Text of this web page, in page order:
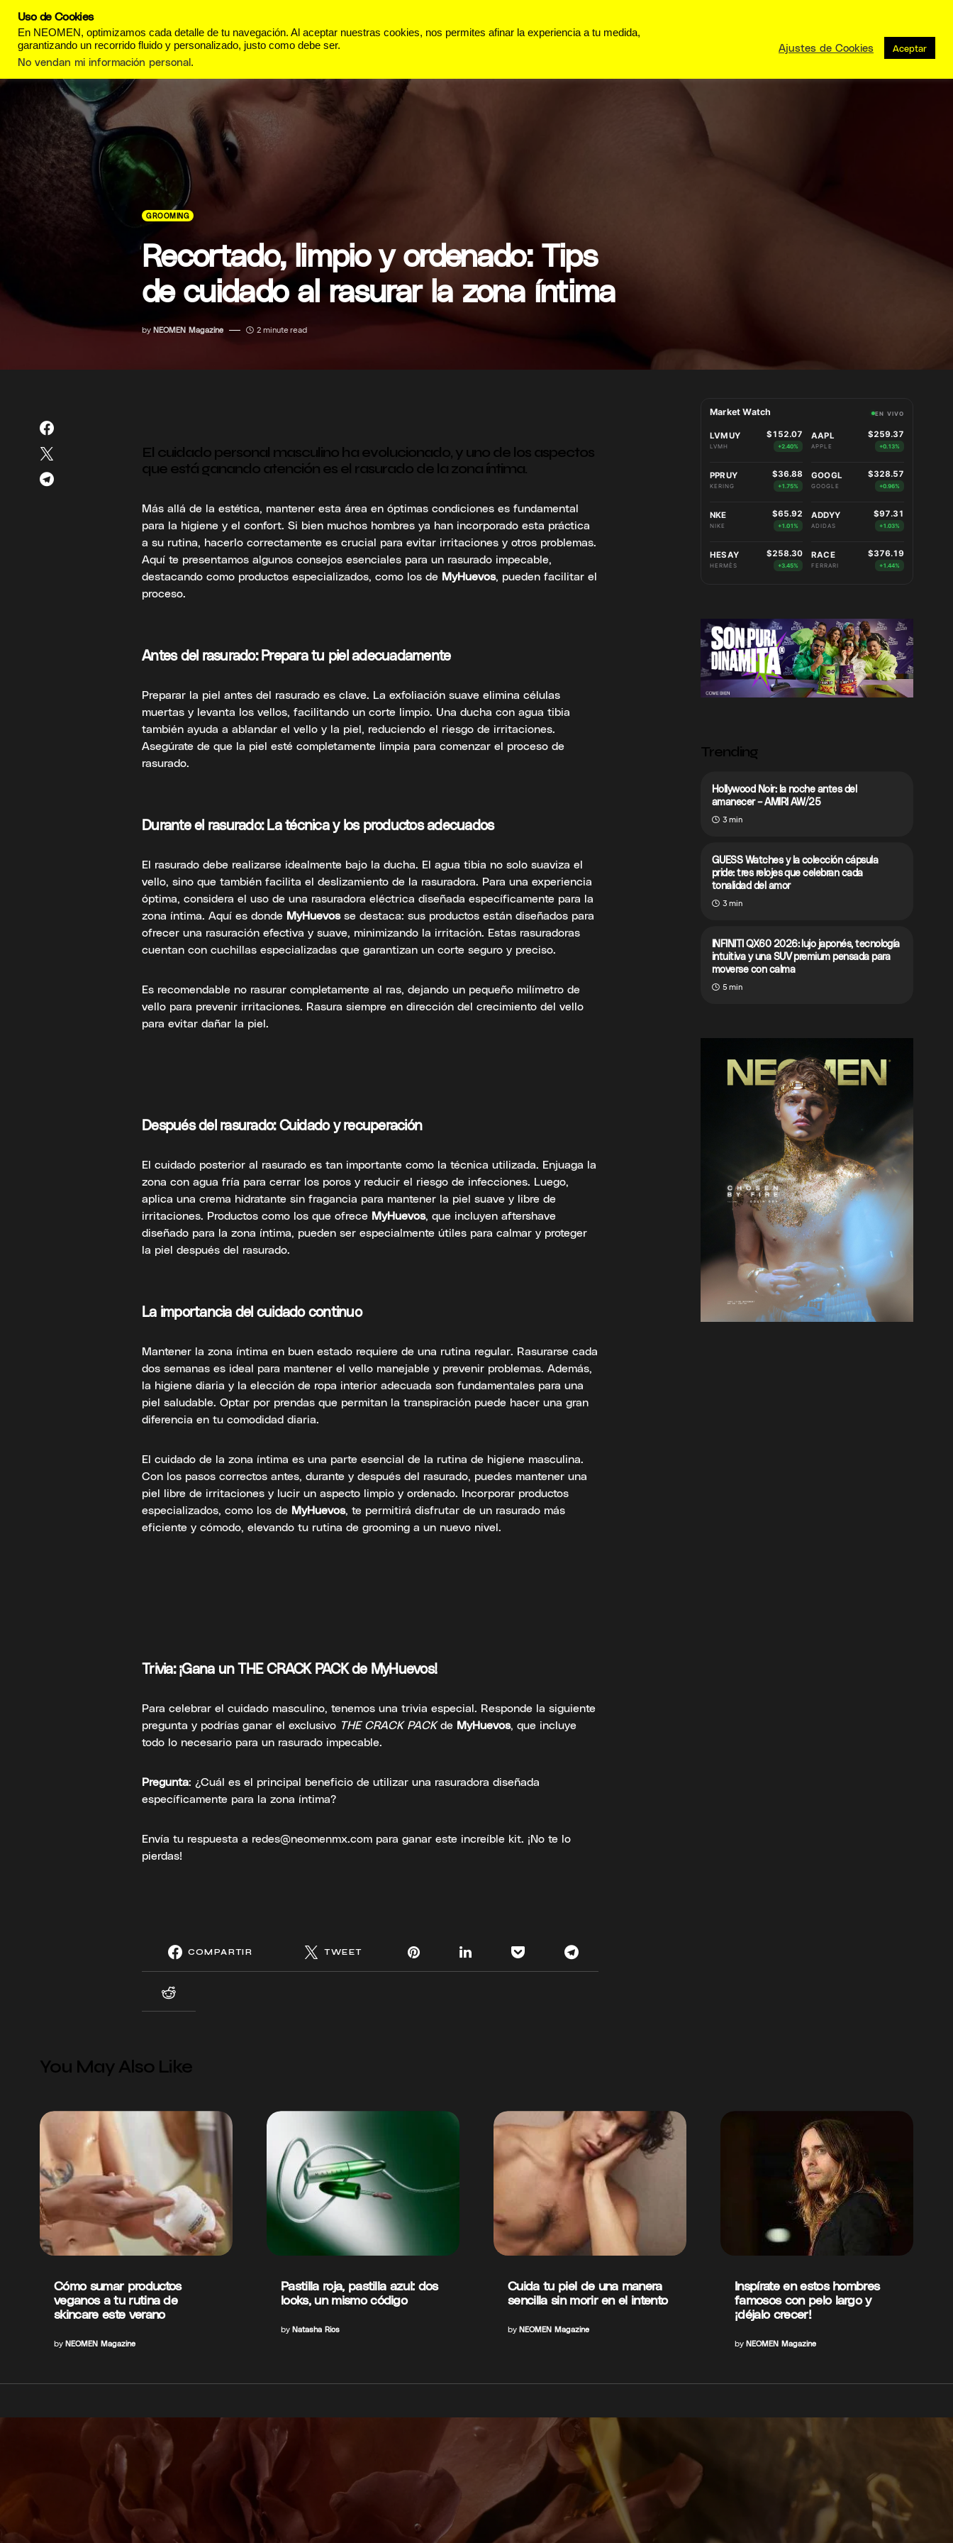
GROOMING
Recortado, limpio y ordenado: Tips
de cuidado al rasurar la zona íntima
by NEOMEN Magazine 2 minute read
El cuidado personal masculino ha evolucionado, y uno de los aspectos
que está ganando atención es el rasurado de la zona íntima.
Más allá de la estética, mantener esta área en óptimas condiciones es fundamental
para la higiene y el confort. Si bien muchos hombres ya han incorporado esta práctica
a su rutina, hacerlo correctamente es crucial para evitar irritaciones y otros problemas.
Aquí te presentamos algunos consejos esenciales para un rasurado impecable,
destacando como productos especializados, como los de MyHuevos, pueden facilitar el
proceso.
Antes del rasurado: Prepara tu piel adecuadamente
Preparar la piel antes del rasurado es clave. La exfoliación suave elimina células
muertas y levanta los vellos, facilitando un corte limpio. Una ducha con agua tibia
también ayuda a ablandar el vello y la piel, reduciendo el riesgo de irritaciones.
Asegúrate de que la piel esté completamente limpia para comenzar el proceso de
rasurado.
Durante el rasurado: La técnica y los productos adecuados
El rasurado debe realizarse idealmente bajo la ducha. El agua tibia no solo suaviza el
vello, sino que también facilita el deslizamiento de la rasuradora. Para una experiencia
óptima, considera el uso de una rasuradora eléctrica diseñada específicamente para la
zona íntima. Aquí es donde MyHuevosse destaca: sus productos están diseñados para
ofrecer una rasuración efectiva y suave, minimizando la irritación. Estas rasuradoras
cuentan con cuchillas especializadas que garantizan un corte seguro y preciso.
Es recomendable no rasurar completamente al ras, dejando un pequeño milímetro de
vello para prevenir irritaciones. Rasura siempre en dirección del crecimiento del vello
para evitar dañar la piel.
Después del rasurado: Cuidado y recuperación
El cuidado posterior al rasurado es tan importante como la técnica utilizada. Enjuaga la
zona con agua fría para cerrar los poros y reducir el riesgo de infecciones. Luego,
aplica una crema hidratante sin fragancia para mantener la piel suave y libre de
irritaciones. Productos como los que ofrece MyHuevos, que incluyen aftershave
diseñado para la zona íntima, pueden ser especialmente útiles para calmar y proteger
la piel después del rasurado.
La importancia del cuidado continuo
Mantener la zona íntima en buen estado requiere de una rutina regular. Rasurarse cada
dos semanas es ideal para mantener el vello manejable y prevenir problemas. Además,
la higiene diaria y la elección de ropa interior adecuada son fundamentales para una
piel saludable. Optar por prendas que permitan la transpiración puede hacer una gran
diferencia en tu comodidad diaria.
El cuidado de la zona íntima es una parte esencial de la rutina de higiene masculina.
Con los pasos correctos antes, durante y después del rasurado, puedes mantener una
piel libre de irritaciones y lucir un aspecto limpio y ordenado. Incorporar productos
especializados, como los de MyHuevos, te permitirá disfrutar de un rasurado más
eficiente y cómodo, elevando tu rutina de grooming a un nuevo nivel.
Trivia: ¡Gana un THE CRACK PACK de MyHuevos!
Para celebrar el cuidado masculino, tenemos una trivia especial. Responde la siguiente
pregunta y podrías ganar el exclusivo THE CRACK PACKde MyHuevos, que incluye
todo lo necesario para un rasurado impecable.
Pregunta: ¿Cuál es el principal beneficio de utilizar una rasuradora diseñada
específicamente para la zona íntima?
Envía tu respuesta a redes@neomenmx.com para ganar este increíble kit. ¡No te lo
pierdas!
COMPARTIR TWEET
Market Watch EN VIVO
LVMUY
LVMH
$152.07
+2.40%
AAPL
APPLE
$259.37
+0.13%
PPRUY
KERING
$36.88
+1.75%
GOOGL
GOOGLE
$328.57
+0.96%
NKE
NIKE
$65.92
+1.01%
ADDYY
ADIDAS
$97.31
+1.03%
HESAY
HERMÈS
$258.30
+3.45%
RACE
FERRARI
$376.19
+1.44%
Trending
Hollywood Noir: la noche antes del
amanecer – AMIRI AW/25
3 min
GUESS Watches y la colección cápsula
pride: tres relojes que celebran cada
tonalidad del amor
3 min
INFINITI QX60 2026: lujo japonés, tecnología
intuitiva y una SUV premium pensada para
moverse con calma
5 min
You May Also Like
Cómo sumar productos
veganos a tu rutina de
skincare este verano
by NEOMEN Magazine
Pastilla roja, pastilla azul: dos
looks, un mismo código
by Natasha Rios
Cuida tu piel de una manera
sencilla sin morir en el intento
by NEOMEN Magazine
Inspírate en estos hombres
famosos con pelo largo y
¡déjalo crecer!
by NEOMEN Magazine
Uso de Cookies
En NEOMEN, optimizamos cada detalle de tu navegación. Al aceptar nuestras cookies, nos permites afinar la experiencia a tu medida,
garantizando un recorrido fluido y personalizado, justo como debe ser.
No vendan mi información personal.
Ajustes de Cookies Aceptar